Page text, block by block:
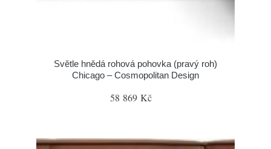
Světle hnědá rohová pohovka (pravý roh)
Chicago – Cosmopolitan Design
58 869 Kč